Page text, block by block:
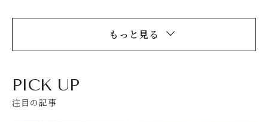
もっと見る
PICK UP
注目の記事